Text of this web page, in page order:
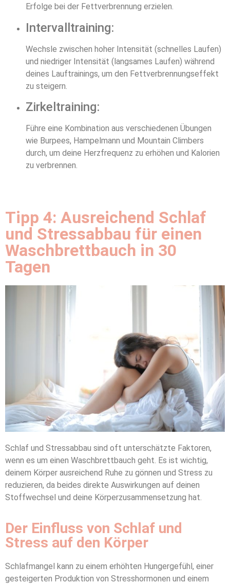
Erfolge bei der Fettverbrennung erzielen.
Intervalltraining:
Wechsle zwischen hoher Intensität (schnelles Laufen)
und niedriger Intensität (langsames Laufen) während
deines Lauftrainings, um den Fettverbrennungseffekt
zu steigern.
Zirkeltraining:
Führe eine Kombination aus verschiedenen Übungen
wie Burpees, Hampelmann und Mountain Climbers
durch, um deine Herzfrequenz zu erhöhen und Kalorien
zu verbrennen.
Tipp 4: Ausreichend Schlaf
und Stressabbau für einen
Waschbrettbauch in 30
Tagen
Schlaf und Stressabbau sind oft unterschätzte Faktoren,
wenn es um einen Waschbrettbauch geht. Es ist wichtig,
deinem Körper ausreichend Ruhe zu gönnen und Stress zu
reduzieren, da beides direkte Auswirkungen auf deinen
Stoffwechsel und deine Körperzusammensetzung hat.
Der Einfluss von Schlaf und
Stress auf den Körper
Schlafmangel kann zu einem erhöhten Hungergefühl, einer
gesteigerten Produktion von Stresshormonen und einem